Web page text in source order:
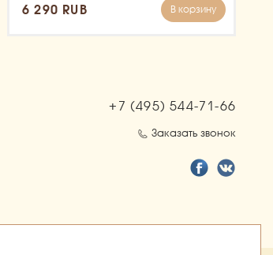
6 290 RUB В корзину
+7 (495) 544-71-66
Заказать звонок